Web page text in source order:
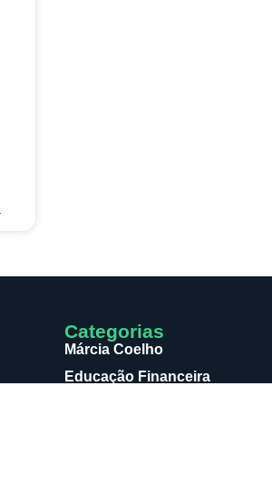
Categorias
Márcia Coelho
Educação Financeira